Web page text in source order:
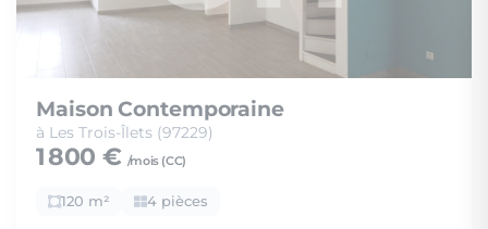
Maison Contemporaine
à Les Trois-Îlets (97229)
1 800 € /mois (CC)
120 m² 4 pièces